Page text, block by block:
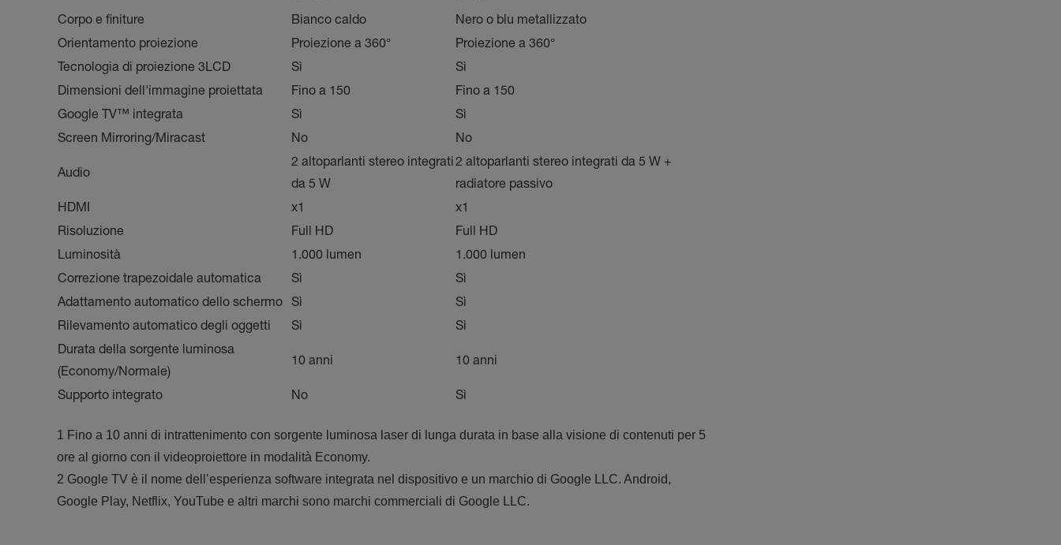
Corpo e finiture
Bianco caldo
Nero o blu metallizzato
Orientamento proiezione
Proiezione a 360°
Proiezione a 360°
Tecnologia di proiezione 3LCD
Sì
Sì
Dimensioni dell'immagine proiettata
Fino a 150
Fino a 150
Google TV™ integrata
Sì
Sì
Screen Mirroring/Miracast
No No
Audio
2 altoparlanti stereo integrati
da 5 W
2 altoparlanti stereo integrati da 5 W +
radiatore passivo
HDMI
x1
x1
Risoluzione
Full HD
Full HD
Luminosità
1.000 lumen
1.000 lumen
Correzione trapezoidale automatica
Sì
Sì
Adattamento automatico dello schermo
Sì
Sì
Rilevamento automatico degli oggetti
Sì
Sì
Durata della sorgente luminosa
(Economy/Normale)
10 anni 10 anni
Supporto integrato No Sì
1 Fino a 10 anni di intrattenimento con sorgente luminosa laser di lunga durata in base alla visione di contenuti per 5
ore al giorno con il videoproiettore in modalità Economy.
2 Google TV è il nome dell’esperienza software integrata nel dispositivo e un marchio di Google LLC. Android,
Google Play, Netflix, YouTube e altri marchi sono marchi commerciali di Google LLC.